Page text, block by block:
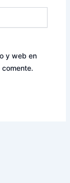
y web en